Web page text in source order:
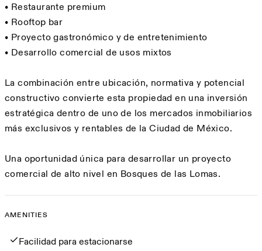
• Restaurante premium
• Rooftop bar
• Proyecto gastronómico y de entretenimiento
• Desarrollo comercial de usos mixtos
La combinación entre ubicación, normativa y potencial
constructivo convierte esta propiedad en una inversión
estratégica dentro de uno de los mercados inmobiliarios
más exclusivos y rentables de la Ciudad de México.
Una oportunidad única para desarrollar un proyecto
comercial de alto nivel en Bosques de las Lomas.
Amenities
AMENITIES
Facilidad para estacionarse